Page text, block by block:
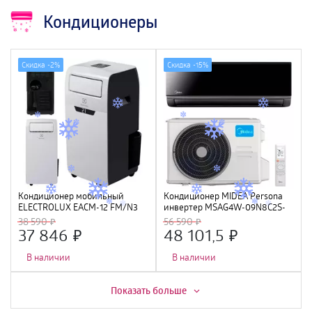
Кондиционеры
Кондиционер мобильный
ELECTROLUX EACM-12 FM/N3
38 590
37 846
В наличии
Скидка -2%
Кондиционер MIDEA Persona
инвертер MSAG4W-09N8C2S-
I/MSAG4-09N8C2S-O, черный
(WI-FI, Алиса, Маруся)
56 590
48 101,5
В наличии
Скидка -15%
Скидка - 16%
Показать больше